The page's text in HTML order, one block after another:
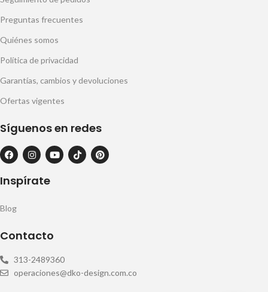
Preguntas frecuentes
Quiénes somos
Política de privacidad
Garantías, cambios y devoluciones
Ofertas vigentes
Síguenos en redes
Inspírate
Blog
Contacto
313-2489360
operaciones@dko-design.com.co